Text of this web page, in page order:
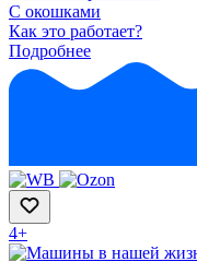
С окошками
Как это работает?
Подробнее
4+